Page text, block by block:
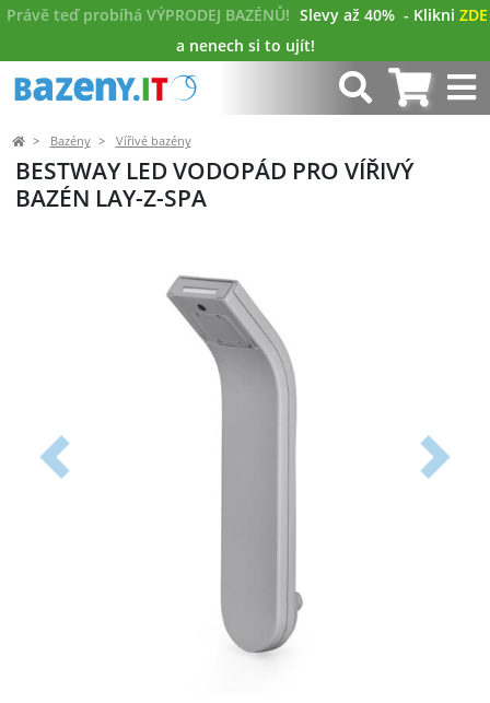
Právě teď probíhá VÝPRODEJ BAZÉNŮ! Slevy až 40% - Klikni ZDE
a nenech si to ujít!
Bazény Vířivé bazény
BESTWAY LED VODOPÁD PRO VÍŘIVÝ
BAZÉN LAY-Z-SPA
Předchozí Další